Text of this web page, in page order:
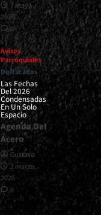
7 mayo,
2026
0
Avisos
Parroquiales
Destacados
Las Fechas
Del 2026
Condensadas
En Un Solo
Espacio
Agenda Del
Acero
Gustavo
2 marzo,
2026
0